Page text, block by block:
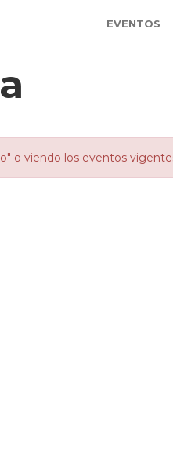
EVENTOS
o viendo los eventos